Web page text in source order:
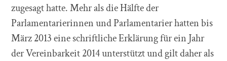
zugesagt hatte. Mehr als die Hälfte der
Parlamentarierinnen und Parlamentarier hatten bis
März 2013 eine schriftliche Erklärung für ein Jahr
der Vereinbarkeit 2014 unterstützt und gilt daher als